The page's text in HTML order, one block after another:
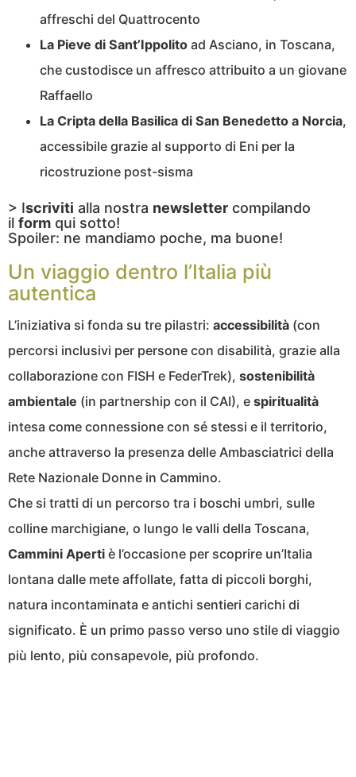
affreschi del Quattrocento
La Pieve di Sant’Ippolito ad Asciano, in Toscana,
che custodisce un affresco attribuito a un giovane
Raffaello
La Cripta della Basilica di San Benedetto a Norcia,
accessibile grazie al supporto di Eni per la
ricostruzione post-sisma
> Iscriviti alla nostra newsletter compilando
il form qui sotto!
Spoiler: ne mandiamo poche, ma buone!
Un viaggio dentro l’Italia più
autentica
L’iniziativa si fonda su tre pilastri: accessibilità (con
percorsi inclusivi per persone con disabilità, grazie alla
collaborazione con FISH e FederTrek), sostenibilità
ambientale (in partnership con il CAI), e spiritualità
intesa come connessione con sé stessi e il territorio,
anche attraverso la presenza delle Ambasciatrici della
Rete Nazionale Donne in Cammino.
Che si tratti di un percorso tra i boschi umbri, sulle
colline marchigiane, o lungo le valli della Toscana,
Cammini Aperti è l’occasione per scoprire un’Italia
lontana dalle mete affollate, fatta di piccoli borghi,
natura incontaminata e antichi sentieri carichi di
significato. È un primo passo verso uno stile di viaggio
più lento, più consapevole, più profondo.